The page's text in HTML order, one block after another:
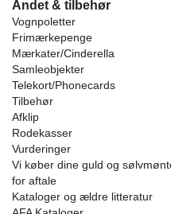
Andet & tilbehør
Vognpoletter
Frimærkepenge
Mærkater/Cinderella
Samleobjekter
Telekort/Phonecards
Tilbehør
Afklip
Rodekasser
Vurderinger
Vi køber dine guld og
for aftale
Kataloger og ældre litteratur